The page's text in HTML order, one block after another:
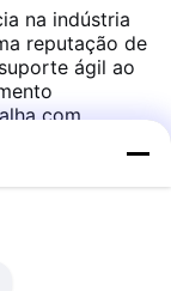
na indústria
reputação de
ágil ao
com
garantir a
Europa,
.